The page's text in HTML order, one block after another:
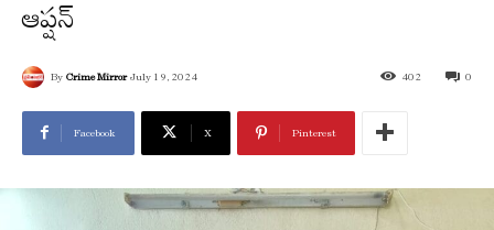
ఆప్షన్
By Crime Mirror July 19, 2024 0
402
Facebook X Pinterest